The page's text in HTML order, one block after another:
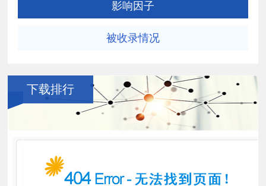
影响因子
被收录情况
下载排行